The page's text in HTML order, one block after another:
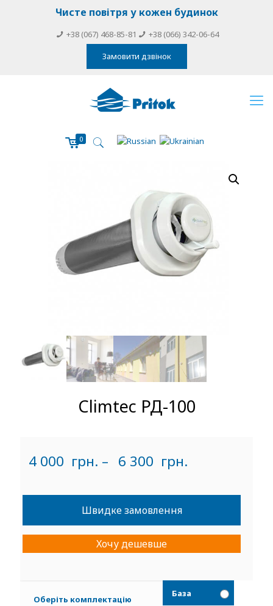
Чисте повітря у кожен будинок
+38 (067) 468-85-81
+38 (066) 342-06-64
Замовити дзвінок
0
Climtec РД-100
4 000 грн. – 6 300 грн.
Швидке замовлення
Xочу дешевше
Оберіть комплектацію
База